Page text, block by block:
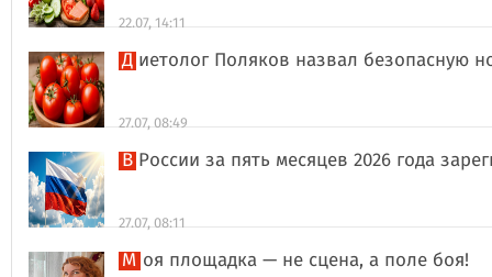
22.07, 14:11
Диетолог Поляков назвал безопасную
27.07, 08:49
В России за пять месяцев 2026 года
27.07, 08:11
Моя площадка — не сцена, а поле боя!